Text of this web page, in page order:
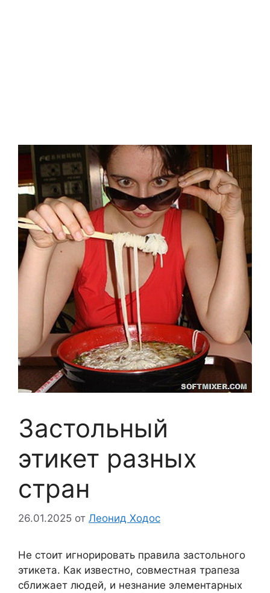
Застольный
этикет разных
стран
26.01.2025 от Леонид Ходос
Не стоит игнорировать правила застольного
этикета. Как известно, совместная трапеза
сближает людей, и незнание элементарных